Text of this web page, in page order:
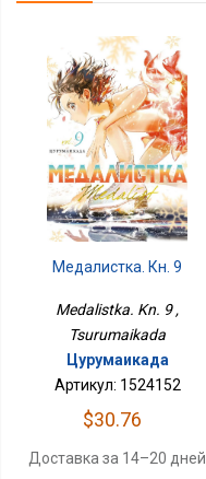
Медалистка. Кн. 9
Medalistka. Kn. 9 ,
Tsurumaikada
Цурумаикада
Артикул: 1524152
$30.76
Доставка за 14–20 дней